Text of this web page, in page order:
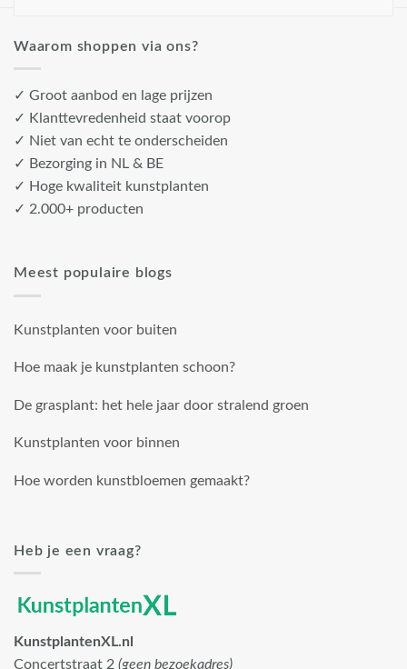
Waarom shoppen via ons?
✓ Groot aanbod en lage prijzen
✓ Klanttevredenheid staat voorop
✓ Niet van echt te onderscheiden
✓ Bezorging in NL & BE
✓ Hoge kwaliteit kunstplanten
✓ 2.000+ producten
Meest populaire blogs
Kunstplanten voor buiten
Hoe maak je kunstplanten schoon?
De grasplant: het hele jaar door stralend groen
Kunstplanten voor binnen
Hoe worden kunstbloemen gemaakt?
Heb je een vraag?
KunstplantenXL.nl
Concertstraat 2 (geen bezoekadres)